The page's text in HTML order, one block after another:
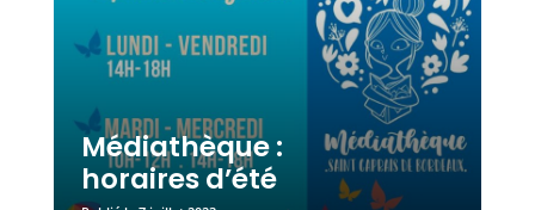
Médiathèque :
horaires d’été